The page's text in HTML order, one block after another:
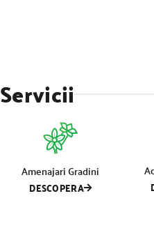
Servicii
Amenajari Gradini
DESCOPERA